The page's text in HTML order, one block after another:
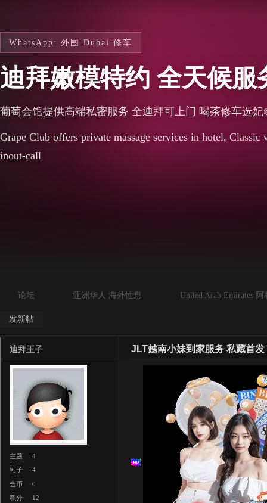
WhatsApp: 外围 Dubai 修车
迪拜嫩模特约 全天候服
葡萄会馆提供高端私密服务 全迪拜可上门 喝茶修车选妃
Grape Club offers private massage services in hotel, Classic
inout-call
论坛 亚洲华人 海外性息 United Arab Emirates 阿
发新帖
JLT越南小妹到家服务 私藏首发
迪拜王子
主题
4
帖子
4
金币
0
积分
12